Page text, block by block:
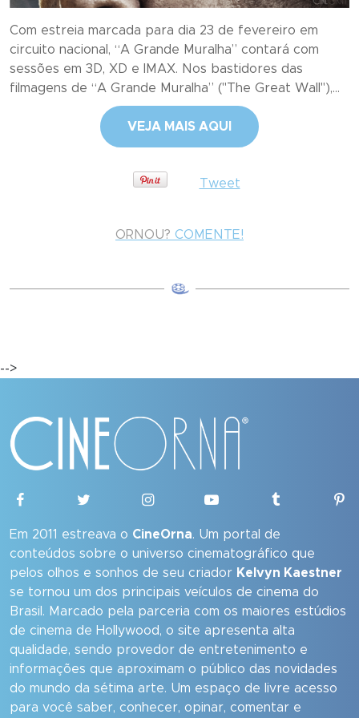
Com estreia marcada para dia 23 de fevereiro em
circuito nacional, “A Grande Muralha” contará com
sessões em 3D, XD e IMAX. Nos bastidores das
filmagens de “A Grande Muralha” ("The Great Wall"),...
VEJA MAIS AQUI
Tweet
ORNOU? COMENTE!
-->
Em 2011 estreava o CineOrna. Um portal de
conteúdos sobre o universo cinematográfico que
pelos olhos e sonhos de seu criador Kelvyn Kaestner
se tornou um dos principais veículos de cinema do
Brasil. Marcado pela parceria com os maiores estúdios
de cinema de Hollywood, o site apresenta alta
qualidade, sendo provedor de entretenimento e
informações que aproximam o público das novidades
do mundo da sétima arte. Um espaço de livre acesso
para você saber, conhecer, opinar, comentar e